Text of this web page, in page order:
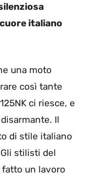
italiano
una moto
così tante
ci riesce, e
Il
di stile italiano
stilisti del
un lavoro